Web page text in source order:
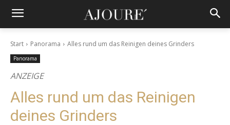
Start Panorama Alles rund um das Reinigen deines Grinders
Panorama
ANZEIGE
Alles rund um das Reinigen
deines Grinders